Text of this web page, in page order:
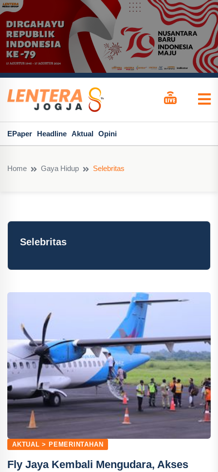
EPaper Headline Aktual Opini
Home Gaya Hidup Selebritas
Selebritas
AKTUAL > PEMERINTAHAN
Fly Jaya Kembali Mengudara, Akses